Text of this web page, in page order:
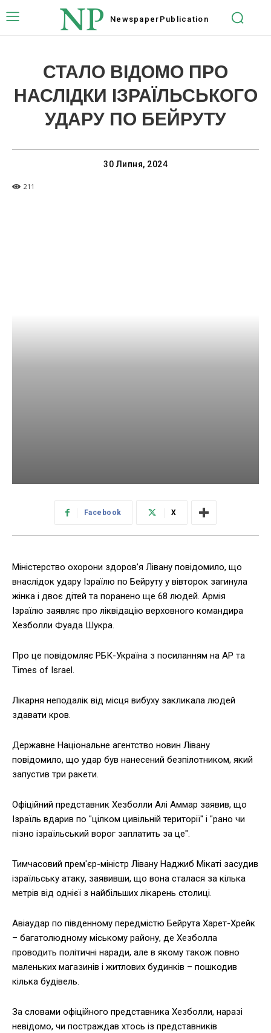
NP Newspaper Publication
СТАЛО ВІДОМО ПРО
НАСЛІДКИ ІЗРАЇЛЬСЬКОГО
УДАРУ ПО БЕЙРУТУ
30 Липня, 2024
211
Facebook X
Міністерство охорони здоров’я Лівану повідомило, що
внаслідок удару Ізраїлю по Бейруту у вівторок загинула
жінка і двоє дітей та поранено ще 68 людей. Армія
Ізраїлю заявляє про ліквідацію верховного командира
Хезболли Фуада Шукра.
Про це повідомляє РБК-Україна з посиланням на AP та
Times of Israel.
Лікарня неподалік від місця вибуху закликала людей
здавати кров.
Державне Національне агентство новин Лівану
повідомило, що удар був нанесений безпілотником, який
запустив три ракети.
Офіційний представник Хезболли Алі Аммар заявив, що
Ізраїль вдарив по "цілком цивільній території" і "рано чи
пізно ізраїльський ворог заплатить за це".
Тимчасовий прем'єр-міністр Лівану Наджиб Мікаті засудив
ізраїльську атаку, заявивши, що вона сталася за кілька
метрів від однієї з найбільших лікарень столиці.
Авіаудар по південному передмістю Бейрута Харет-Хрейк
– багатолюдному міському району, де Хезболла
проводить політичні наради, але в якому також повно
маленьких магазинів і житлових будинків – пошкодив
кілька будівель.
За словами офіційного представника Хезболли, наразі
невідомо, чи постраждав хтось із представників